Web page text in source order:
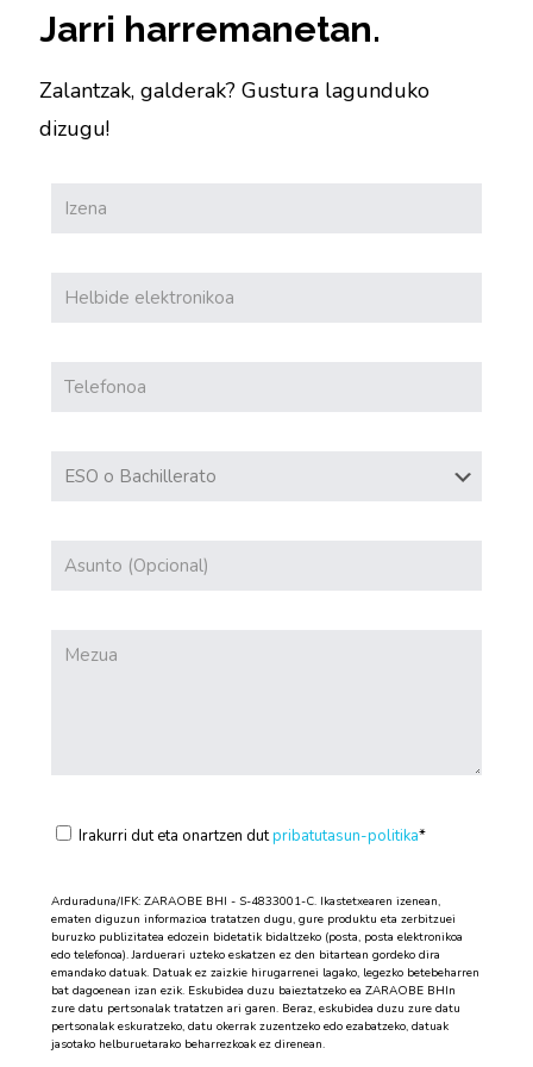
Jarri harremanetan.
Zalantzak, galderak? Gustura lagunduko
dizugu!
Irakurri dut eta onartzen dutpribatutasun-politika*
Arduraduna/IFK: ZARAOBE BHI - S-4833001-C. Ikastetxearen izenean,
ematen diguzun informazioa tratatzen dugu, gure produktu eta zerbitzuei
buruzko publizitatea edozein bidetatik bidaltzeko (posta, posta elektronikoa
edo telefonoa). Jarduerari uzteko eskatzen ez den bitartean gordeko dira
emandako datuak. Datuak ez zaizkie hirugarrenei lagako, legezko betebeharren
bat dagoenean izan ezik. Eskubidea duzu baieztatzeko ea ZARAOBE BHIn
zure datu pertsonalak tratatzen ari garen. Beraz, eskubidea duzu zure datu
pertsonalak eskuratzeko, datu okerrak zuzentzeko edo ezabatzeko, datuak
jasotako helburuetarako beharrezkoak ez direnean.